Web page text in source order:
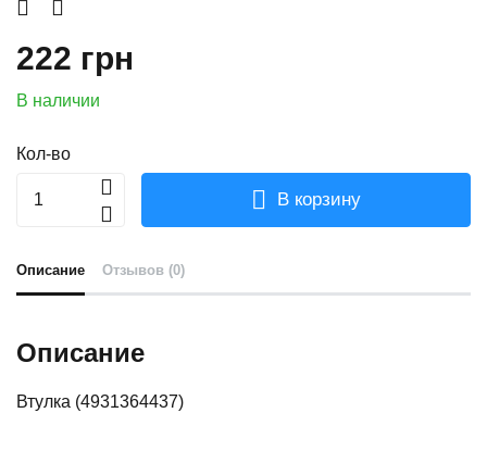
222 грн
В наличии
Кол-во
В корзину
Описание Отзывов (0)
Описание
Втулка (4931364437)